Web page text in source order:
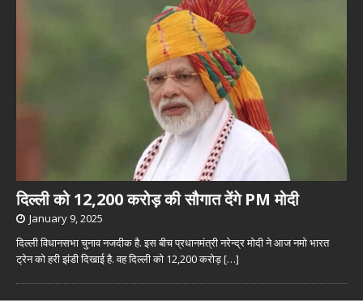
दिल्ली को 12,200 करोड़ की सौगात देंगे PM मोदी
January 9, 2025
दिल्ली विधानसभा चुनाव नजदीक है. इस बीच प्रधानमंत्री नरेन्द्र मोदी ने आज नमो भारत
ट्रेन को हरी झंडी दिखाई है. वह दिल्ली को 12,200 करोड़[…]